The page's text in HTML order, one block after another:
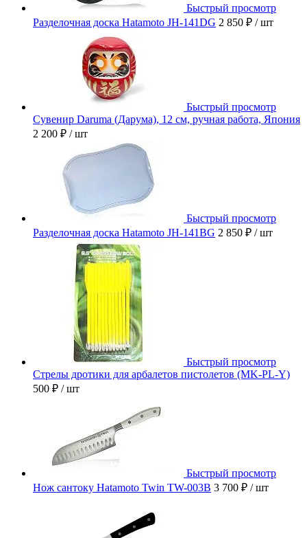
Быстрый просмотр
Разделочная доска Hatamoto JH-141DG 2 850 ₽ / шт
Быстрый просмотр
Сувенир Daruma (Дарума), 12 см, ручная работа, Япония
2 200 ₽ / шт
Быстрый просмотр
Разделочная доска Hatamoto JH-141BG 2 850 ₽ / шт
Быстрый просмотр
Стрелы дротики для арбалетов пистолетов (MK-PL-Y)
500 ₽ / шт
Быстрый просмотр
Нож сантоку Hatamoto Twin TW-003B 3 700 ₽ / шт